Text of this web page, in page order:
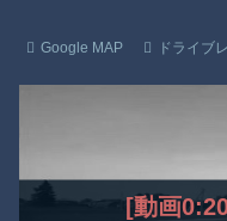
Google MAP ドライブ
[動画